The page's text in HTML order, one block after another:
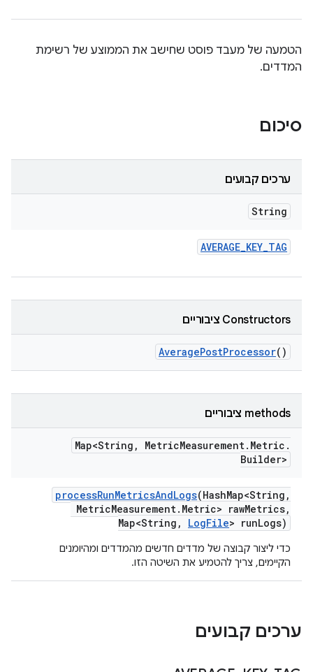
הטמעה של מעבד פוסט שחישב את הממוצע של רשימת
המדדים.
סיכום
ערכים קבועים
String
AVERAGE_KEY_TAG
‫Constructors ציבוריים
AveragePostProcessor()
‫methods ציבוריים
Map<String , MetricMeasurement. Metric .
Builder>
processRunMetricsAndLogs(HashMap<String ,
MetricMeasurement. Metric> rawMetrics,
Map<String , LogFile> runLogs)
כדי ליצור קבוצה של מדדים חדשים מהמדדים ומהיומנים
הקיימים, צריך להטמיע את השיטה הזו.
ערכים קבועים